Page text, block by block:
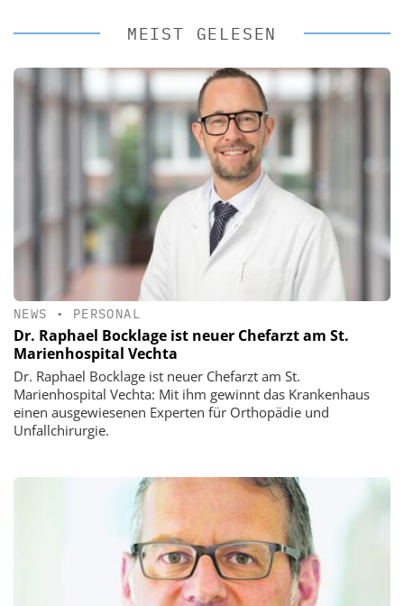
MEIST GELESEN
NEWS • PERSONAL
Dr. Raphael Bocklage ist neuer Chefarzt am St.
Marienhospital Vechta
Dr. Raphael Bocklage ist neuer Chefarzt am St.
Marienhospital Vechta: Mit ihm gewinnt das Krankenhaus
einen ausgewiesenen Experten für Orthopädie und
Unfallchirurgie.